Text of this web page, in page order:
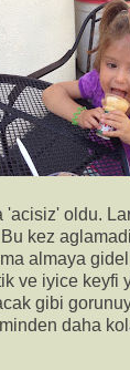
'acisiz' oldu.
kez
almaya
ve iyice keyfi
gibi
daha